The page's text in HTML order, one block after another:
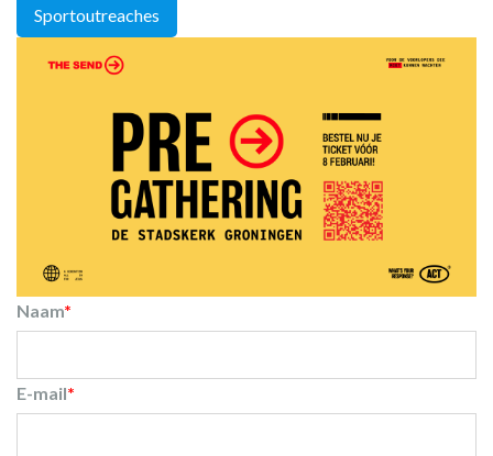
Sportoutreaches
Naam*
E-mail*